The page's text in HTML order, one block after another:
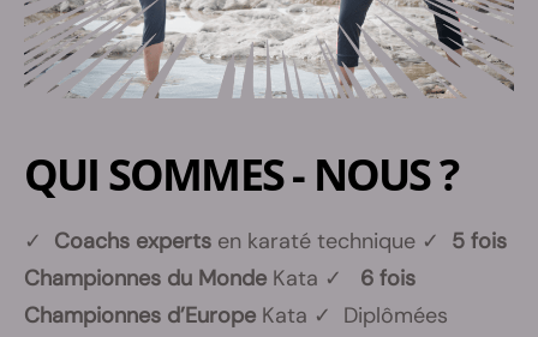
QUI SOMMES - NOUS ?
✓ Coachs experts en karaté technique ✓ 5 fois
Championnes du Monde Kata ✓ 6 fois
Championnes d’Europe Kata ✓ Diplômées